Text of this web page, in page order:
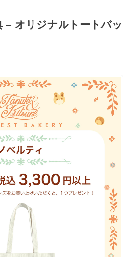
– オリジナルトートバッ